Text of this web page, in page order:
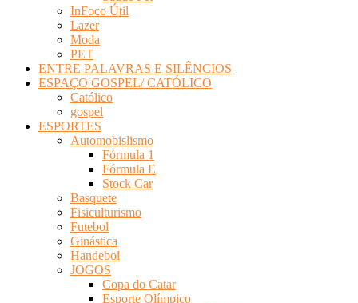
InFoco Útil
Lazer
Moda
PET
ENTRE PALAVRAS E SILÊNCIOS
ESPAÇO GOSPEL/ CATÓLICO
Católico
gospel
ESPORTES
Automobislismo
Fórmula 1
Fórmula E
Stock Car
Basquete
Fisiculturismo
Futebol
Ginástica
Handebol
JOGOS
Copa do Catar
Esporte Olímpico